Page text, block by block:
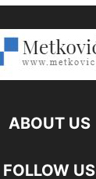
ABOUT US
FOLLOW US